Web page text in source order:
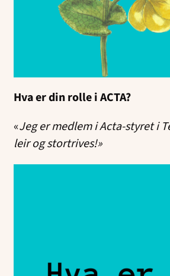
Hva er din rolle i ACTA?
«Jeg er medlem i Acta-styret i
leir og stortrives!»